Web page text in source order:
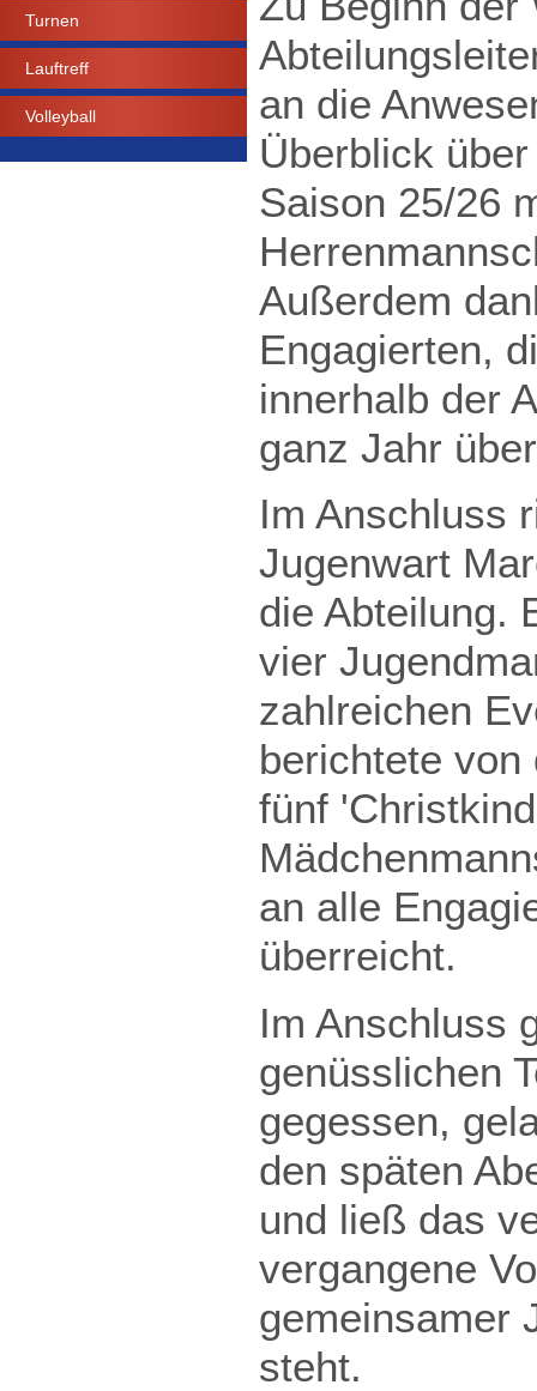
Turnen
Lauftreff
Volleyball
an die
Überblick
Saison 25/26
Außerdem
Engagierten,
innerhalb der
ganz Jahr
Im Anschluss
Jugenwart
die Abteilung.
vier
zahlreichen
berichtete
fünf
an alle
überreicht.
Im Anschluss
genüsslichen
gegessen,
den späten
und ließ das
vergangene
gemeinsamer
steht.